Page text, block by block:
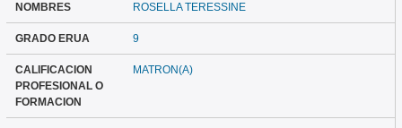
NOMBRES ROSELLA TERESSINE
GRADO ERUA 9
CALIFICACION
PROFESIONAL O
FORMACION
MATRON(A)